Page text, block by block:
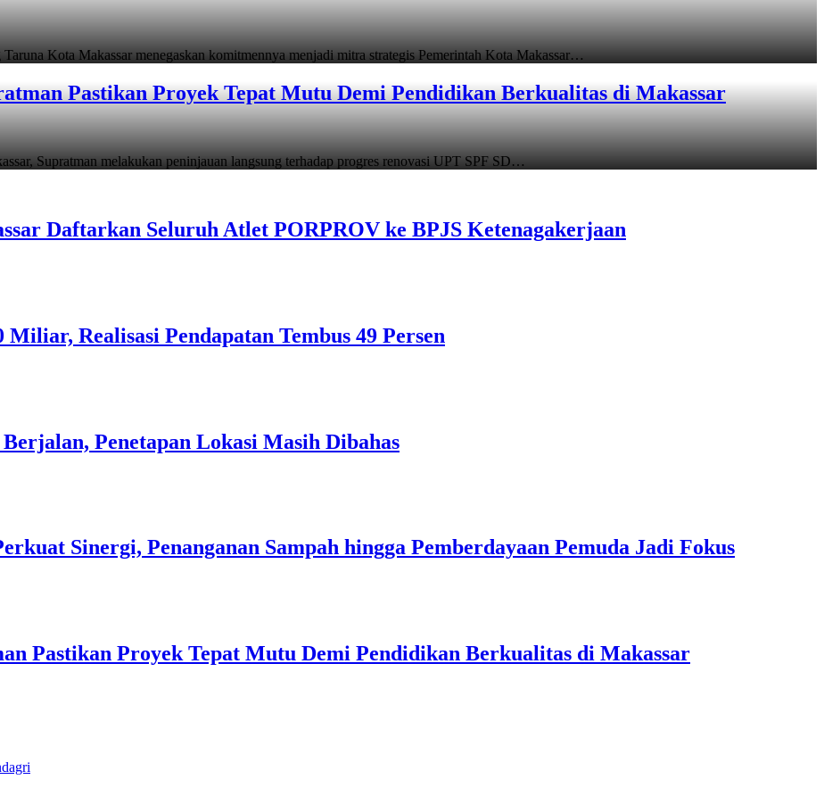
Kota Makassar menegaskan komitmennya menjadi mitra strategis Pemerintah Kota Makassar…
Pastikan Proyek Tepat Mutu Demi Pendidikan Berkualitas di Makassar
Supratman melakukan peninjauan langsung terhadap progres renovasi UPT SPF SD…
Daftarkan Seluruh Atlet PORPROV ke BPJS Ketenagakerjaan
Realisasi Pendapatan Tembus 49 Persen
Penetapan Lokasi Masih Dibahas
Sinergi, Penanganan Sampah hingga Pemberdayaan Pemuda Jadi Fokus
Pastikan Proyek Tepat Mutu Demi Pendidikan Berkualitas di Makassar